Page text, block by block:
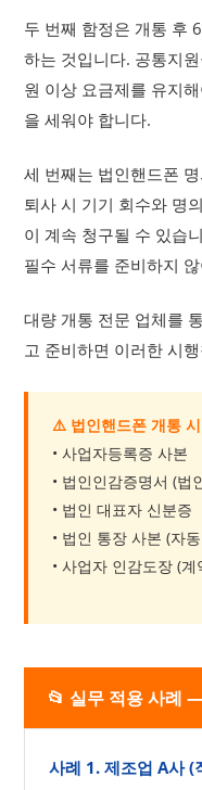
두 번째 함정은 개통 후
하는 것입니다. 공통지
원 이상 요금제를 유지
을 세워야 합니다.
세 번째는 법인핸드폰
퇴사 시 기기 회수와 명
이 계속 청구될 수 있습
필수 서류를 준비하지
대량 개통 전문 업체를
고 준비하면 이러한 시
⚠️ 법인핸드폰 개통
• 사업자등록증 사본
• 법인인감증명서 (법
• 법인 대표자 신분증
• 법인 통장 사본 (자
• 사업자 인감도장 (
📂 실무 적용 사례
사례 1. 제조업 A사